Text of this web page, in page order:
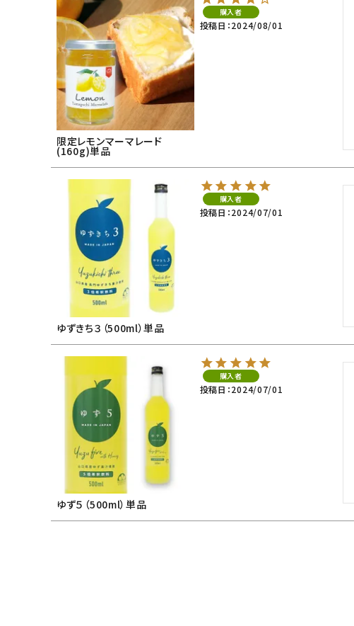
限定レモンマーマレード
(160g)単品
購入者
投稿日 2024/08/01
ゆずきち３（500ml）単品
購入者
投稿日 2024/07/01
ゆず５（500ml）単品
購入者
投稿日 2024/07/01